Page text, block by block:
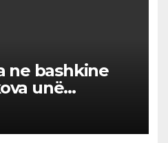
ne bashkine
unë